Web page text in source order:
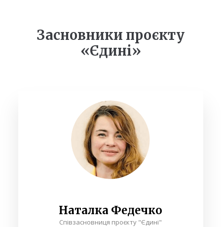
Засновники проєкту
«Єдині»
Наталка Федечко
Співзасновниця проєкту "Єдині"